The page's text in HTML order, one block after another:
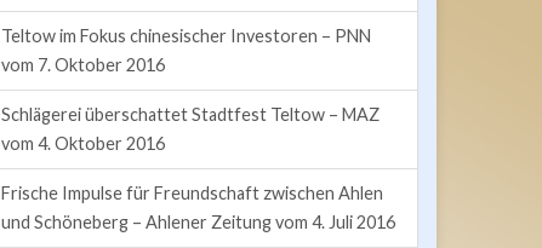
Teltow im Fokus chinesischer Investoren – PNN
vom 7. Oktober 2016
Schlägerei überschattet Stadtfest Teltow – MAZ
vom 4. Oktober 2016
Frische Impulse für Freundschaft zwischen Ahlen
und Schöneberg – Ahlener Zeitung vom 4. Juli 2016